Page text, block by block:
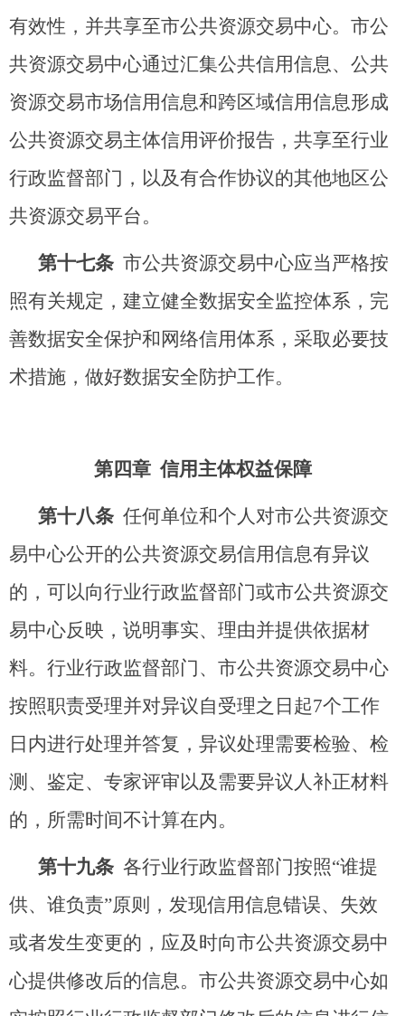
有效性，并共享至市公共资源交易中心。市公
共资源交易中心通过汇集公共信用信息、公共
资源交易市场信用信息和跨区域信用信息形成
公共资源交易主体信用评价报告，共享至行业
行政监督部门，以及有合作协议的其他地区公
共资源交易平台。
第十七条 市公共资源交易中心应当严格按
照有关规定，建立健全数据安全监控体系，完
善数据安全保护和网络信用体系，采取必要技
术措施，做好数据安全防护工作。
第四章 信用主体权益保障
第十八条 任何单位和个人对市公共资源交
易中心公开的公共资源交易信用信息有异议
的，可以向行业行政监督部门或市公共资源交
易中心反映，说明事实、理由并提供依据材
料。行业行政监督部门、市公共资源交易中心
按照职责受理并对异议自受理之日起7个工作
日内进行处理并答复，异议处理需要检验、检
测、鉴定、专家评审以及需要异议人补正材料
的，所需时间不计算在内。
第十九条 各行业行政监督部门按照“谁提
供、谁负责”原则，发现信用信息错误、失效
或者发生变更的，应及时向市公共资源交易中
心提供修改后的信息。市公共资源交易中心如